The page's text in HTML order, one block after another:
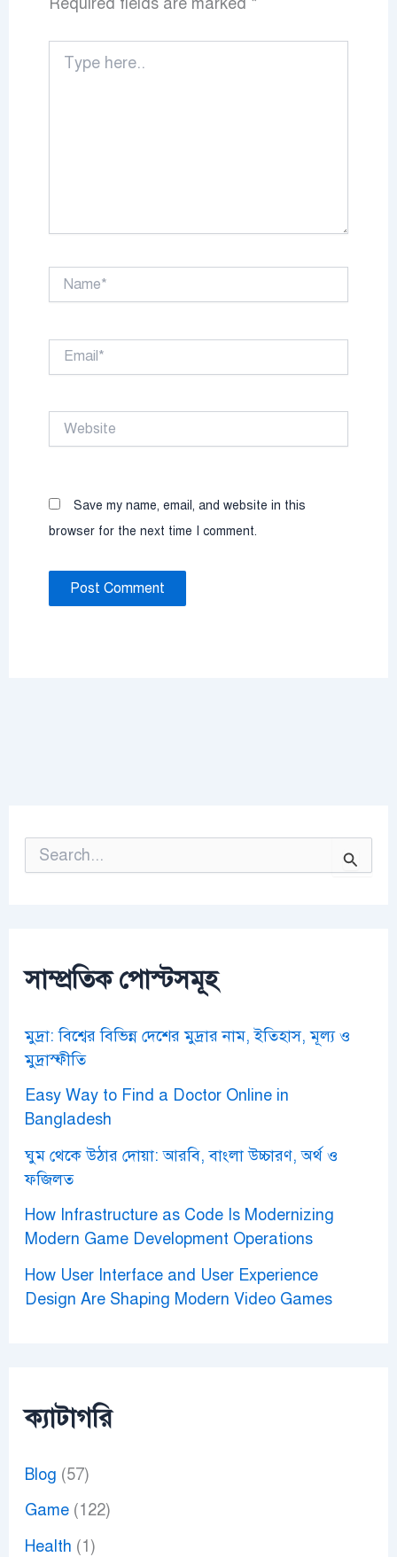
here..
Email*
Save my name, email, and website in this
browser for the next time I comment.
o
r
সাম্প্রতিক পোস্টসমূহ
মুদ্রা: বিশ্বের বিভিন্ন দেশের মুদ্রার নাম, ইতিহাস, মূল্য ও
মুদ্রাস্ফীতি
Easy Way to Find a Doctor Online in
Bangladesh
ঘুম থেকে উঠার দোয়া: আরবি, বাংলা উচ্চারণ, অর্থ ও
ফজিলত
How Infrastructure as Code Is Modernizing
Modern Game Development Operations
How User Interface and User Experience
Design Are Shaping Modern Video Games
ক্যাটাগরি
Blog (57)
Game(122)
Health (1)